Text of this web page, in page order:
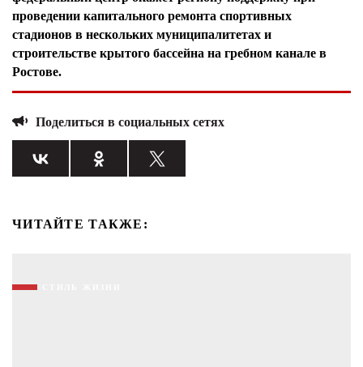
проведении капитального ремонта спортивных
стадионов в нескольких муниципалитетах и
строительстве крытого бассейна на гребном канале в
Ростове.
Поделиться в социальных сетях
ЧИТАЙТЕ ТАКЖЕ: